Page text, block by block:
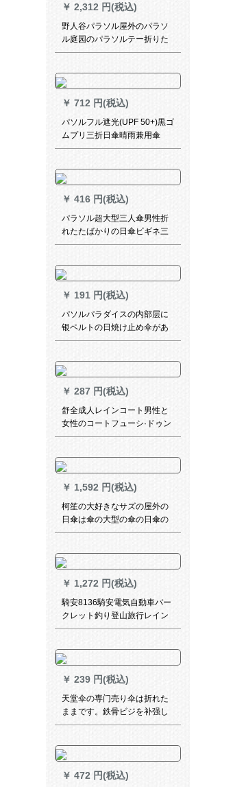
￥ 2,312 円(税込)
野人谷パラソル屋外のパラソ
ル庭园のパラソルテー折りた
たたみみ大广告伞の日伞ロマ
ぐ60 kgの水座YRG-080
￥ 712 円(税込)
パソルフル遮光(UPF 50+)黒ゴ
ムプリ三折日傘晴雨兼用傘
￥ 416 円(税込)
パラソル超大型三人傘男性折
れたたばかりの日傘ビギネ三
つ折りの超大型サズ晴雨兼用
ジェルアード【十骨超特売】
￥ 191 円(税込)
パソルパラダイスの内部层に
银ペルトの日焼け止め伞があ
ります。紫外線対策パラソル
￥ 287 円(税込)
舒全成人レインコート男性と
女性のコートフューシ·ドゥン
オウ·メイドロゴト·リング透明
黒いXL
￥ 1,592 円(税込)
柯笙の大好きなサズの屋外の
日傘は傘の大型の傘の日傘の
露店を広げます。
￥ 1,272 円(税込)
騎安8136騎安電気自動車バー
クレット釣り登山旅行レイン
コート分身式二階帽子付通気
￥ 239 円(税込)
天堂伞の専门売り伞は折れた
ままです。鉄骨ビジを补强し
ます。男性女性3311 Eは、純
二人でです。1-2人は紺を使い
ます。
￥ 472 円(税込)